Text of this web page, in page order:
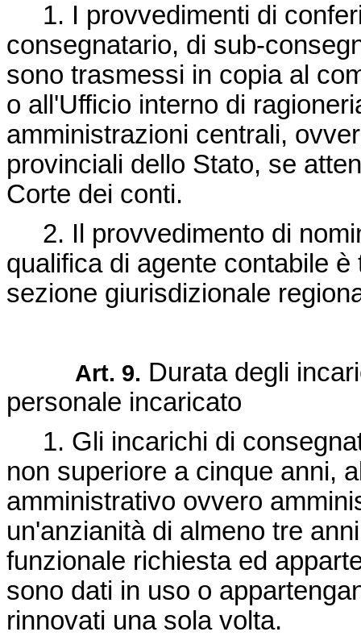
1. I provvedimenti di
consegnatario, di sub-
sono trasmessi in copia al
o all'Ufficio interno di
amministrazioni centrali,
provinciali dello Stato, se
Corte dei conti.
2. Il provvedimento di
qualifica di agente contabile
sezione giurisdizionale
Art. 9. Durata degli
personale incaricato
1. Gli incarichi di
non superiore a cinque anni,
amministrativo ovvero
un'anzianità di almeno tre
funzionale richiesta ed
sono dati in uso o
rinnovati una sola volta.